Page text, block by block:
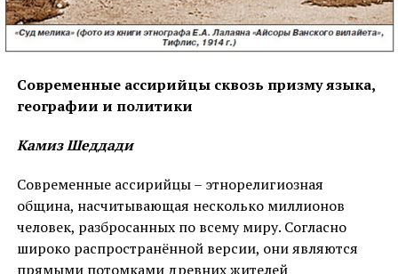
несуществующей армянской царствующей
династии — «родоначальника армянской династии
«Еруанд(Ерванд)идов».
Современные ассирийцы сквозь призму языка,
географии и политики
Камиз Шеддади
Современные ассирийцы – этнорелигиозная
община, насчитывающая несколько миллионов
человек, разбросанных по всему миру. Согласно
широко распространённой версии, они являются
прямыми потомками древних жителей